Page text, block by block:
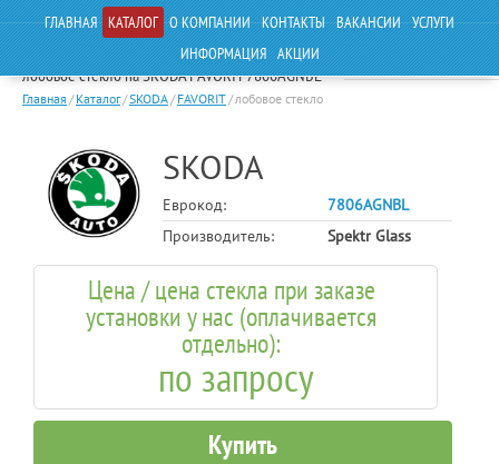
ГЛАВНАЯ КАТАЛОГ О КОМПАНИИ КОНТАКТЫ ВАКАНСИИ УСЛУГИ
ИНФОРМАЦИЯ АКЦИИ
лобовое стекло на SKODA FAVORIT 7806AGNBL
Главная / Каталог/SKODA/ FAVORIT/лобовое стекло
SKODA
Еврокод:
7806AGNBL
Производитель:
Spektr Glass
Цена / цена стекла при заказе
установки у нас (оплачивается
отдельно):
по запросу
Купить